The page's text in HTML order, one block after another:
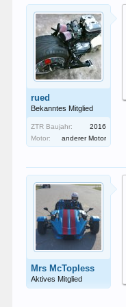
rued
Bekanntes Mitglied
ZTR Baujahr:
2016
Motor:
anderer Motor
Mrs McTopless
Aktives Mitglied